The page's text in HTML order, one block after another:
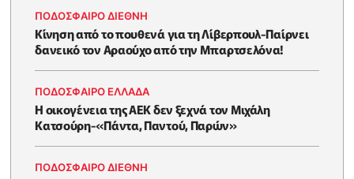
ΠΟΔΟΣΦΑΙΡΟ ΔΙΕΘΝΗ
Kίνηση από το πουθενά για τη Λίβερπουλ-Παίρνει
δανεικό τον Αραούχο από την Μπαρτσελόνα!
ΠΟΔΟΣΦΑΙΡΟ ΕΛΛΑΔΑ
Η οικογένεια της ΑΕΚ δεν ξεχνά τον Μιχάλη
Κατσούρη-«Πάντα, Παντού, Παρών»
ΠΟΔΟΣΦΑΙΡΟ ΔΙΕΘΝΗ